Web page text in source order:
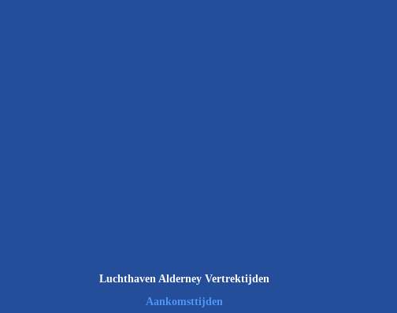
Luchthaven Alderney Vertrektijden
Aankomsttijden